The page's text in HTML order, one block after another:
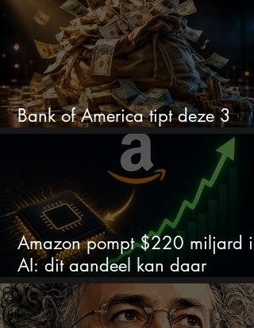
Bank of America tipt deze 3
chipaandelen
Amazon pompt $220 miljard in
AI: dit aandeel kan daar
explosief van profiteren